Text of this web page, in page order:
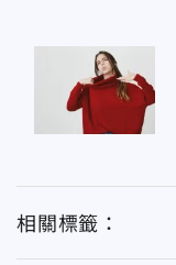
相關標籤：